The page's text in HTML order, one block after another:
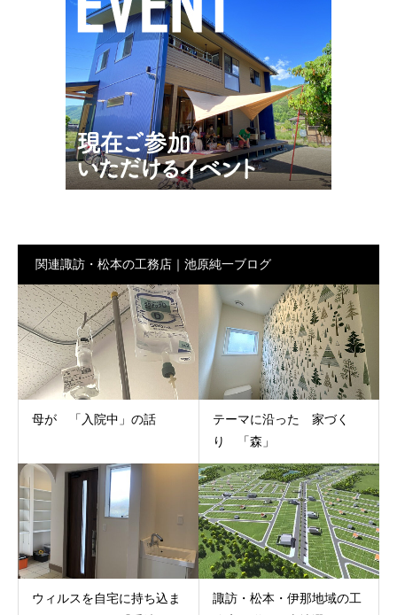
関連諏訪・松本の工務店｜池原純一ブログ
母が 「入院中」の話
テーマに沿った 家づく
り 「森」
ウィルスを自宅に持ち込ま
諏訪・松本・伊那地域の工